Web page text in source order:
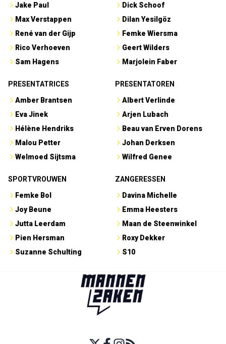
Jake Paul
Max Verstappen
René van der Gijp
Rico Verhoeven
Sam Hagens
Dick Schoof
Dilan Yesilgöz
Femke Wiersma
Geert Wilders
Marjolein Faber
PRESENTATRICES
Amber Brantsen
Eva Jinek
Hélène Hendriks
Malou Petter
Welmoed Sijtsma
PRESENTATOREN
Albert Verlinde
Arjen Lubach
Beau van Erven Dorens
Johan Derksen
Wilfred Genee
SPORTVROUWEN
Femke Bol
Joy Beune
Jutta Leerdam
Pien Hersman
Suzanne Schulting
ZANGERESSEN
Davina Michelle
Emma Heesters
Maan de Steenwinkel
Roxy Dekker
S10